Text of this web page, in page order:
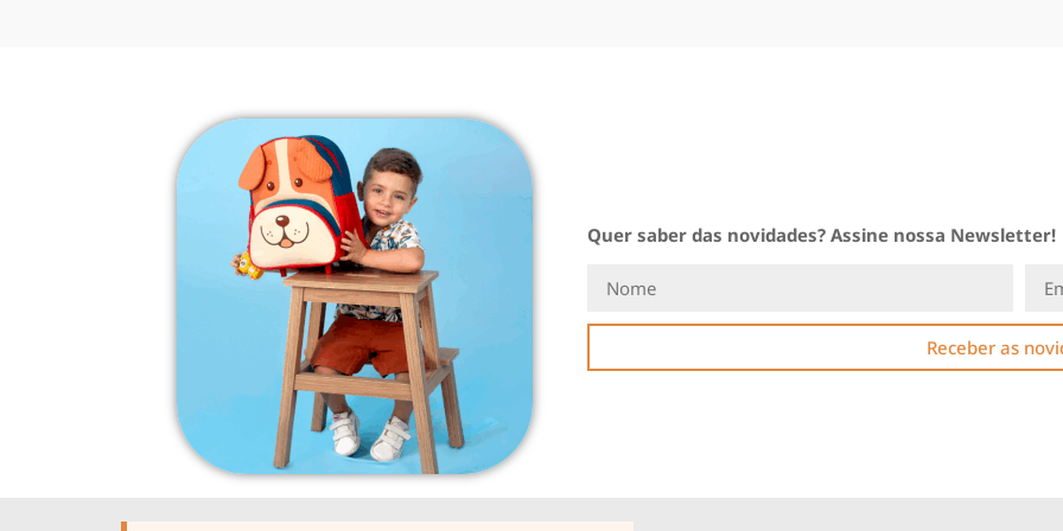
Quer saber das novidades? Assine nossa Newsletter!
Receber as